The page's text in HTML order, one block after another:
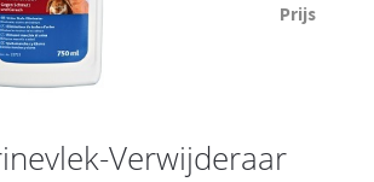
Prijs
Verwijderaar